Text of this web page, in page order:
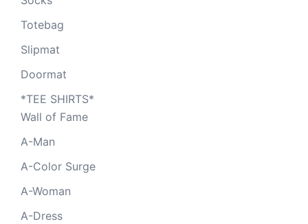
Totebag
Slipmat
Doormat
*TEE SHIRTS*
Wall of Fame
A-Man
A-Color Surge
A-Woman
A-Dress